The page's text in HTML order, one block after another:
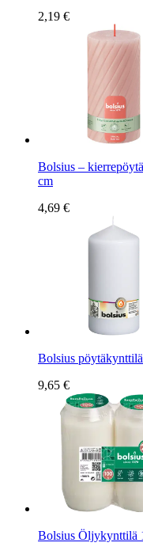
2,19 €
Bolsius –
cm
4,69 €
Bolsius
9,65 €
Bolsius Öljykynttilä